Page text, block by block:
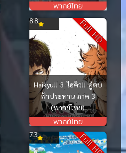
พากย์ไทย
Full HD
Haikyu!! 3 ไฮคิว!! คู่ตบ
ฟ้าประทาน ภาค 3
(พากย์ไทย)
พากย์ไทย
8.8
Full HD
7.3